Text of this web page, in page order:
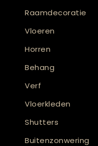
Raamdecoratie
Vloeren
Horren
Behang
Verf
Vloerkleden
Shutters
Buitenzonwering